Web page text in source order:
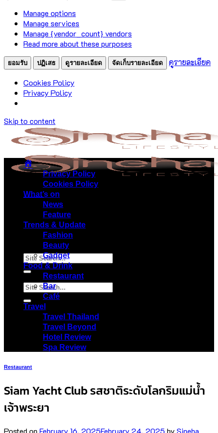
Manage options
Manage services
Manage {vendor_count} vendors
Read more about these purposes
ยอมรับ ปฏิเสธ ดูรายละเอียด จัดเก็บรายละเอียด
ดูรายละเอียด
Cookies Policy
Privacy Policy
Skip to content
Menu
Privacy Policy
Cookies Policy
What’s on
News
Feature
Trends & Update
Fashion
Beauty
Gadget
Food & Drink
Restaurant
Bar
Café
Travel
Travel Thailand
Travel Beyond
Hotel Review
Spa Review
Restaurant
Siam Yacht Club รสชาติระดับโลกริมแม่น้ำ
เจ้าพระยา
Posted on February 16, 2025February 24, 2025 bySineha